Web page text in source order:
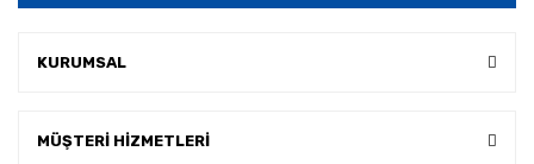
KURUMSAL
MÜŞTERİ HİZMETLERİ